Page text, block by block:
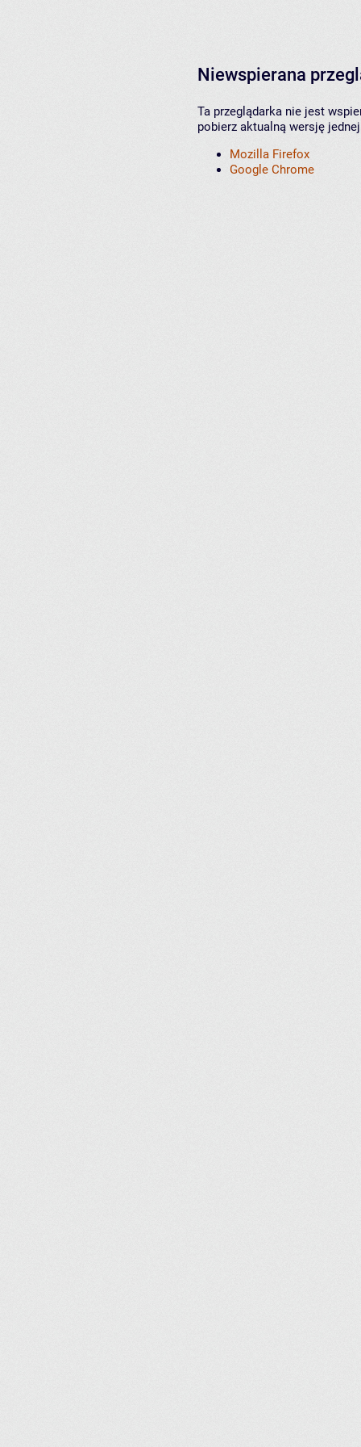
Niewspierana
Ta przeglądarka nie jest
pobierz aktualną wersję
Mozilla Firefox
Google Chrome